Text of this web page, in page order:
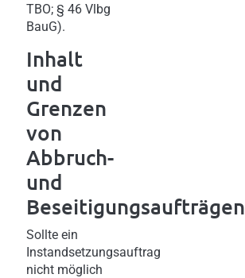
TBO; § 46 Vlbg
BauG).
Inhalt
und
Grenzen
von
Abbruch-
und
Beseitigungsaufträgen
Sollte ein
Instandsetzungsauftrag
nicht möglich